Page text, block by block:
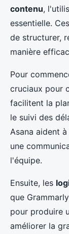
contenu,
essentielle. Ces
de structurer,
manière
Pour
cruciaux pour
facilitent la
le suivi des
Asana aident
une
l'équipe.
Ensuite, les
que
pour produire
améliorer la